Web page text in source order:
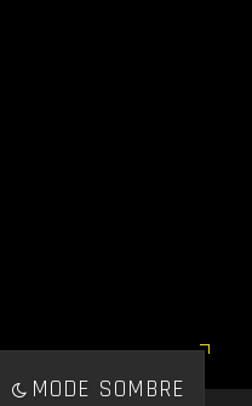
MODE SOMBRE